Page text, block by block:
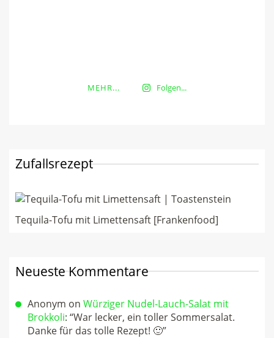
MEHR... Folgen...
Zufallsrezept
Tequila-Tofu mit Limettensaft [Frankenfood]
Neueste Kommentare
Anonym on Würziger Nudel-Lauch-Salat mit
Brokkoli: “War lecker, ein toller Sommersalat.
Danke für das tolle Rezept! 🙂”